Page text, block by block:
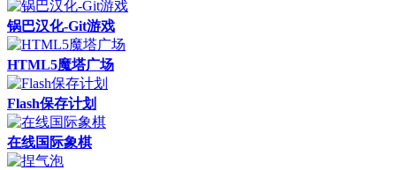
锅巴汉化-Git游戏
HTML5魔塔广场
Flash保存计划
在线国际象棋